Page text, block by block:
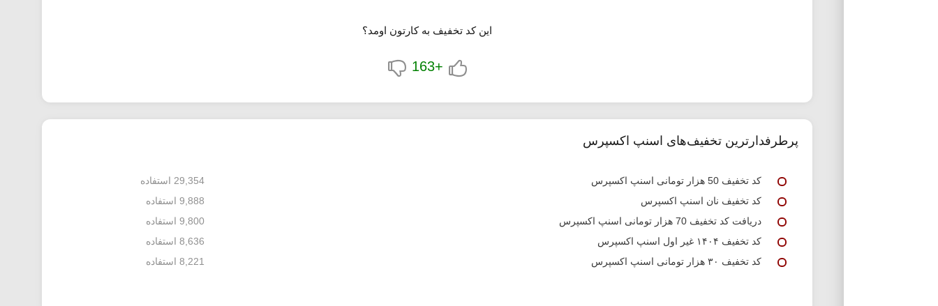
این کد تخفیف به کارتون اومد؟
+163
پرطرفدارترین تخفیف‌های اسنپ اکسپرس
کد تخفیف 50 هزار تومانی اسنپ اکسپرس
29,354 استفاده
کد تخفیف نان اسنپ اکسپرس
9,888 استفاده
دریافت کد تخفیف 70 هزار تومانی اسنپ اکسپرس
9,800 استفاده
کد تخفیف ۱۴۰۴ غیر اول اسنپ اکسپرس
8,636 استفاده
کد تخفیف ۳۰ هزار تومانی اسنپ اکسپرس
8,221 استفاده